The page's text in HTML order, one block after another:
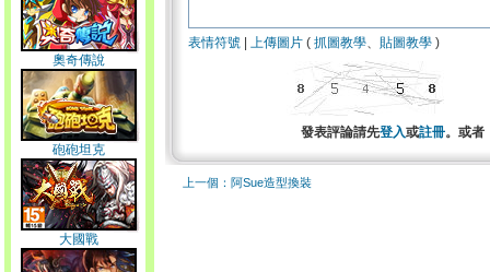
奧奇傳說
砲砲坦克
大國戰
表情符號 上傳圖片 ( 抓圖教學、 貼圖教學 )
發表評論請先登入或註冊。或者
上一個：阿Sue造型換裝